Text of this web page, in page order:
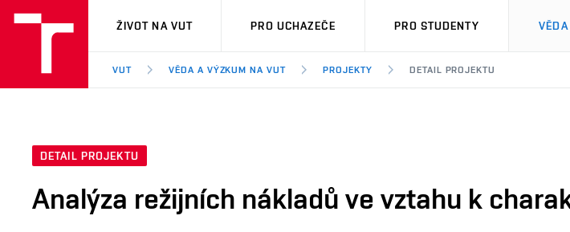
VUT
ŽIVOT NA VUT PRO UCHAZEČE PRO STUDENTY
VUT VĚDA A VÝZKUM NA VUT PROJEKTY DETAIL PROJEKTU
DETAIL PROJEKTU
Analýza režijních nákladů ve vztahu k